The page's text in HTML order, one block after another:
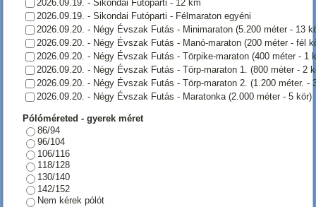
2026.09.19. - Sikondai Futóparti - 12 km
2026.09.19. - Sikondai Futóparti - Félmaraton egyéni
2026.09.20. - Négy Évszak Futás - Minimaraton (5.200 méter - 13
2026.09.20. - Négy Évszak Futás - Manó-maraton (200 méter - fél
2026.09.20. - Négy Évszak Futás - Törpike-maraton (400 méter - 1
2026.09.20. - Négy Évszak Futás - Törp-maraton 1. (800 méter - 2
2026.09.20. - Négy Évszak Futás - Törp-maraton 2. (1.200 méter. -
2026.09.20. - Négy Évszak Futás - Maratonka (2.000 méter - 5 kör)
Pólóméreted - gyerek méret
86/94
96/104
106/116
118/128
130/140
142/152
Nem kérek pólót